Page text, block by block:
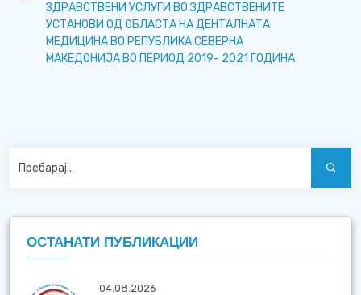
ЗДРАВСТВЕНИ УСЛУГИ ВО ЗДРАВСТВЕНИТЕ
УСТАНОВИ ОД ОБЛАСТА НА ДЕНТАЛНАТА
МЕДИЦИНА ВО РЕПУБЛИКА СЕВЕРНА
МАКЕДОНИЈА ВО ПЕРИОД 2019- 2021 ГОДИНА
ОСТАНАТИ ПУБЛИКАЦИИ
04.08.2026